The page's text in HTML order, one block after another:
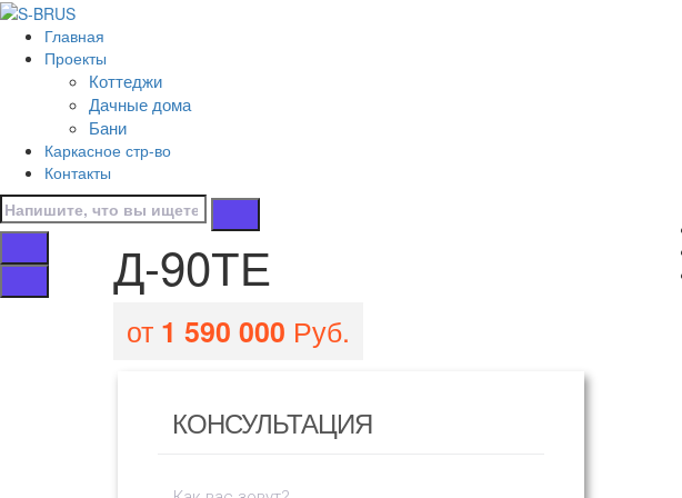
Перейти к контенту
Главная
Проекты
Коттеджи
Дачные дома
Бани
Каркасное стр-во
Контакты
Главная
/
Все проекты домов
/
Д-90ТЕ
от 1 590 000 Руб.
КОНСУЛЬТАЦИЯ